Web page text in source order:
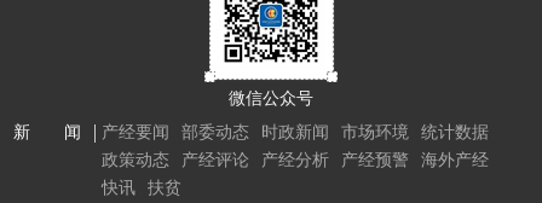
微信公众号
新 闻
产经要闻 部委动态 时政新闻 市场环境
统计数据
政策动态
产经评论 产经分析 产经预警
海外产经
快讯
扶贫